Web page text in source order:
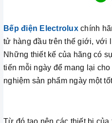
Bếp điện Electroluxchính
tử hàng đầu trên thế giới, với
Những thiết kế của hãng có
tiến mỗi ngày để mang lại
nghiệm sản phẩm ngày một
Từ đó tạo nên các thiết bị